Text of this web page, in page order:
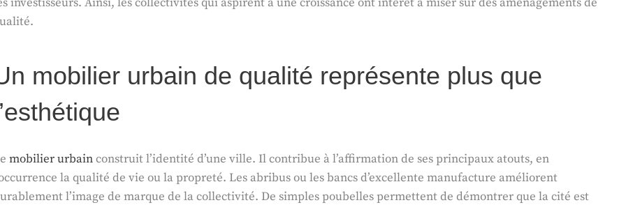
mobilier urbain de qualité représente plus que
mobilier urbainconstruit l’identité d’une ville. Il contribue à l’affirmation de ses principaux atouts, en
la qualité de vie ou la propreté. Les abribus ou les bancs d’excellente manufacture améliorent
l’image de marque de la collectivité. De simples poubelles permettent de démontrer que la cité est